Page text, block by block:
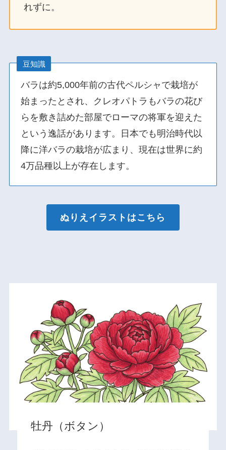
れずに。
豆知識
バラは約5,000年前の古代ペルシャで栽培が
始まったとされ、クレオパトラもバラの花び
らを敷き詰めた部屋でローマの将軍を迎えた
という逸話があります。日本でも明治時代以
降に洋バラの栽培が広まり、現在は世界に約
4万品種以上が存在します。
ぬりえイラストはこちら
牡丹（ボタン）